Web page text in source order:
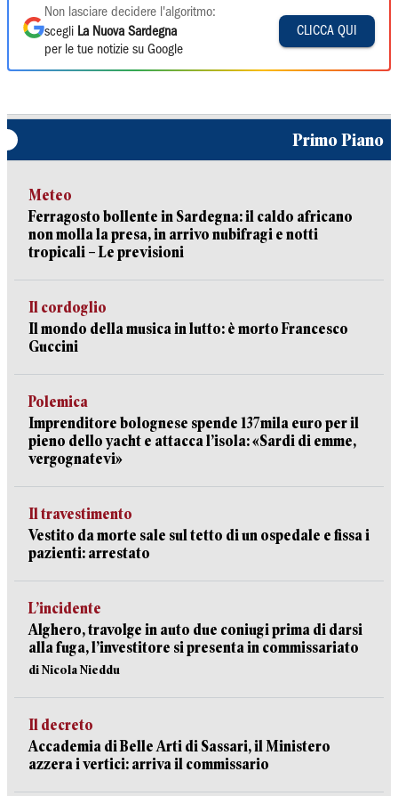
Non lasciare decidere l'algoritmo:
scegli La Nuova Sardegna
per le tue notizie su Google
CLICCA QUI
Primo Piano
Meteo
Ferragosto bollente in Sardegna: il caldo africano
non molla la presa, in arrivo nubifragi e notti
tropicali – Le previsioni
Il cordoglio
Il mondo della musica in lutto: è morto Francesco
Guccini
Polemica
Imprenditore bolognese spende 137mila euro per il
pieno dello yacht e attacca l’isola: «Sardi di emme,
vergognatevi»
Il travestimento
Vestito da morte sale sul tetto di un ospedale e fissa i
pazienti: arrestato
L’incidente
Alghero, travolge in auto due coniugi prima di darsi
alla fuga, l’investitore si presenta in commissariato
di Nicola Nieddu
Il decreto
Accademia di Belle Arti di Sassari, il Ministero
azzera i vertici: arriva il commissario